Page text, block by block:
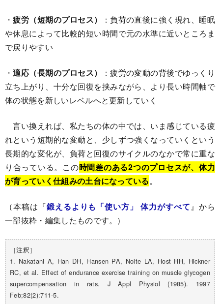
・疲労（短期のプロセス）
：負荷の直後に強く現れ、睡眠
や休息によって比較的短い時間で元の水準に近いところま
で戻りやすい
・適応（長期のプロセス）
：疲労の変動の背後でゆっくり
立ち上がり、十分な回復を挟みながら、より長い時間軸で
体の状態を新しいレベルへと更新していく
言い換えれば、私たちの体の中では、いま感じている疲
れという短期的な変動と、少しずつ強くなっていくという
長期的な変化が、負荷と回復のサイクルのなかで常に重な
り合っている。この時間差のある2つのプロセスが、体力
が育っていく仕組みの土台になっている。
（本稿は『鍛えるよりも「使い方」 体力がすべて』から
一部抜粋・編集したものです。）
［注釈］
1. Nakatani A, Han DH, Hansen PA, Nolte LA, Host HH, Hickner
RC, et al. Effect of endurance exercise training on muscle glycogen
supercompensation in rats. J Appl Physiol (1985). 1997
Feb;82(2):711-5.